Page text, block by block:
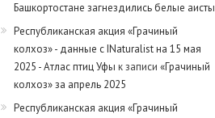
Башкортостане загнездились белые аисты
Республиканская акция «Грачиный
колхоз» - данные с INaturalist на 15 мая
2025 - Атлас птиц Уфы к записи «Грачиный
колхоз» за апрель 2025
Республиканская акция «Грачиный